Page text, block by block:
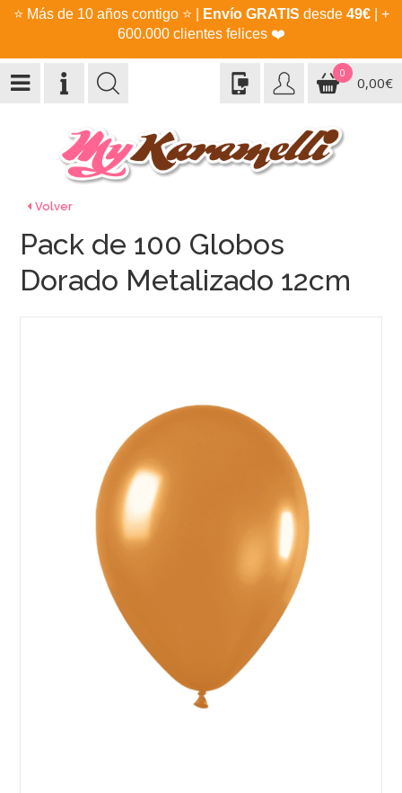
⭐ Más de 10 años contigo ⭐ Envío GRATIS desde 49€| +
600.000 clientes felices ❤️
0
0,00€
Volver
Pack de 100 Globos
Dorado Metalizado 12cm